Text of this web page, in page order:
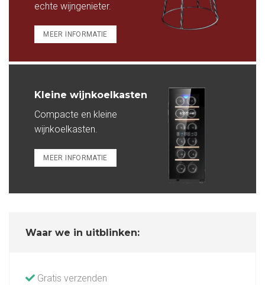
echte wijngenieter.
MEER INFORMATIE
Kleine wijnkoelkasten
Compacte en kleine
wijnkoelkasten.
MEER INFORMATIE
Waar we in uitblinken:
Gratis verzenden